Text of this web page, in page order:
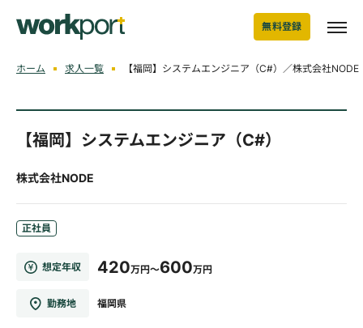
無料登録
ホーム 求人一覧 【福岡】システムエンジニア（C#）／株式会社NODE
【福岡】システムエンジニア（C#）
株式会社NODE
正社員
想定年収 420万円～600万円
勤務地 福岡県